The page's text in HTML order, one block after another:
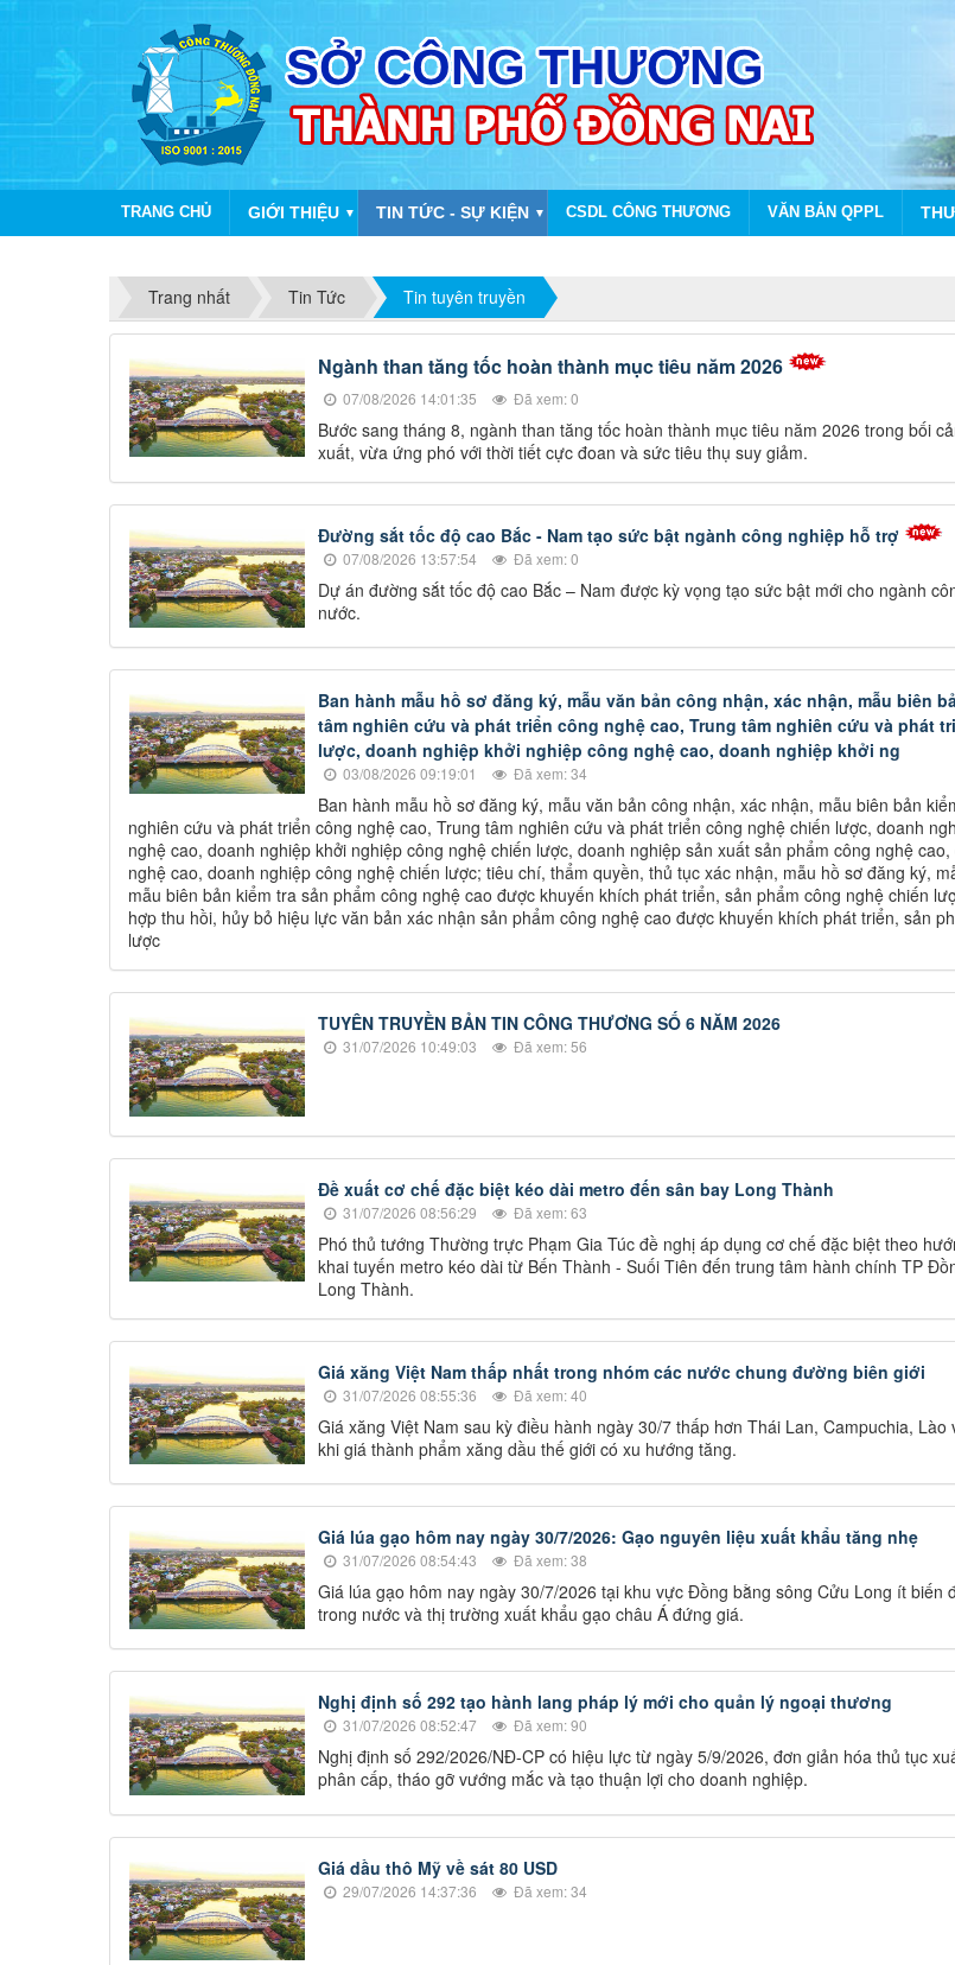
TRANG CHỦ GIỚI THIỆU ▼ TIN TỨC - SỰ KIỆN ▼ CSDL CÔNG THƯƠNG VĂN BẢN QPPL
Trang nhất
Tin Tức Tin tuyên truyền
Ngành than tăng tốc hoàn thành mục tiêu năm 2026
07/08/2026 14:01:35 Đã xem: 0
Bước sang tháng 8, ngành than tăng tốc hoàn thành mục tiêu năm 2026 trong bối
xuất, vừa ứng phó với thời tiết cực đoan và sức tiêu thụ suy giảm.
Đường sắt tốc độ cao Bắc - Nam tạo sức bật ngành công nghiệp hỗ trợ
07/08/2026 13:57:54 Đã xem: 0
Dự án đường sắt tốc độ cao Bắc – Nam được kỳ vọng tạo sức bật mới cho ngành
nước.
Ban hành mẫu hồ sơ đăng ký, mẫu văn bản công nhận, xác nhận, mẫu biên
tâm nghiên cứu và phát triển công nghệ cao, Trung tâm nghiên cứu và phát
lược, doanh nghiệp khởi nghiệp công nghệ cao, doanh nghiệp khởi ng
03/08/2026 09:19:01 Đã xem: 34
Ban hành mẫu hồ sơ đăng ký, mẫu văn bản công nhận, xác nhận, mẫu biên bản
nghiên cứu và phát triển công nghệ cao, Trung tâm nghiên cứu và phát triển công nghệ chiến lược, doanh
nghệ cao, doanh nghiệp khởi nghiệp công nghệ chiến lược, doanh nghiệp sản xuất sản phẩm công nghệ
nghệ cao, doanh nghiệp công nghệ chiến lược; tiêu chí, thẩm quyền, thủ tục xác nhận, mẫu hồ sơ đăng ký,
mẫu biên bản kiểm tra sản phẩm công nghệ cao được khuyến khích phát triển, sản phẩm công nghệ chiến
hợp thu hồi, hủy bỏ hiệu lực văn bản xác nhận sản phẩm công nghệ cao được khuyến khích phát triển, sản
lược
TUYÊN TRUYỀN BẢN TIN CÔNG THƯƠNG SỐ 6 NĂM 2026
31/07/2026 10:49:03 Đã xem: 56
Đề xuất cơ chế đặc biệt kéo dài metro đến sân bay Long Thành
31/07/2026 08:56:29 Đã xem: 63
Phó thủ tướng Thường trực Phạm Gia Túc đề nghị áp dụng cơ chế đặc biệt theo
khai tuyến metro kéo dài từ Bến Thành - Suối Tiên đến trung tâm hành chính TP
Long Thành.
Giá xăng Việt Nam thấp nhất trong nhóm các nước chung đường biên giới
31/07/2026 08:55:36 Đã xem: 40
Giá xăng Việt Nam sau kỳ điều hành ngày 30/7 thấp hơn Thái Lan, Campuchia, Lào
khi giá thành phẩm xăng dầu thế giới có xu hướng tăng.
Giá lúa gạo hôm nay ngày 30/7/2026: Gạo nguyên liệu xuất khẩu tăng nhẹ
31/07/2026 08:54:43 Đã xem: 38
Giá lúa gạo hôm nay ngày 30/7/2026 tại khu vực Đồng bằng sông Cửu Long ít biến
trong nước và thị trường xuất khẩu gạo châu Á đứng giá.
Nghị định số 292 tạo hành lang pháp lý mới cho quản lý ngoại thương
31/07/2026 08:52:47 Đã xem: 90
Nghị định số 292/2026/NĐ-CP có hiệu lực từ ngày 5/9/2026, đơn giản hóa thủ tục
phân cấp, tháo gỡ vướng mắc và tạo thuận lợi cho doanh nghiệp.
Giá dầu thô Mỹ về sát 80 USD
29/07/2026 14:37:36 Đã xem: 34